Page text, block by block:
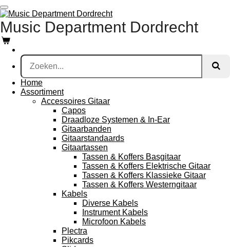
Ga
direct
naar
de
hoofdinhoud
Music Department Dordrecht
Home
Assortiment
Accessoires Gitaar
Capos
Draadloze Systemen & In-Ear
Gitaarbanden
Gitaarstandaards
Gitaartassen
Tassen & Koffers Basgitaar
Tassen & Koffers Elektrische Gitaar
Tassen & Koffers Klassieke Gitaar
Tassen & Koffers Westerngitaar
Kabels
Diverse Kabels
Instrument Kabels
Microfoon Kabels
Plectra
Pikcards